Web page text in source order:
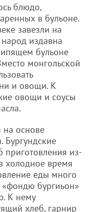
блюдо,
в бульоне.
завезли на
издавна
бульоне
монгольской
и овощи. К
овощи и соусы
на основе
Бургундские
приготовления из-
холодное время
еды много
бургиьон»
К нему
хлеб, гарнир